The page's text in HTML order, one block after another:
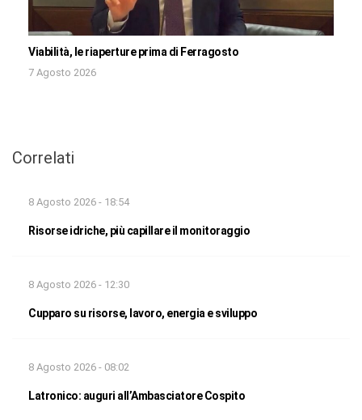
Viabilità, le riaperture prima di Ferragosto
7 Agosto 2026
Correlati
8 Agosto 2026 - 18:54
Risorse idriche, più capillare il monitoraggio
8 Agosto 2026 - 12:30
Cupparo su risorse, lavoro, energia e sviluppo
8 Agosto 2026 - 08:02
Latronico: auguri all’Ambasciatore Cospito